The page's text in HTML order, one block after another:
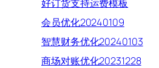
好订货支持运费模板
会员优化20240109
智慧财务优化20240103
商场对账优化20231228